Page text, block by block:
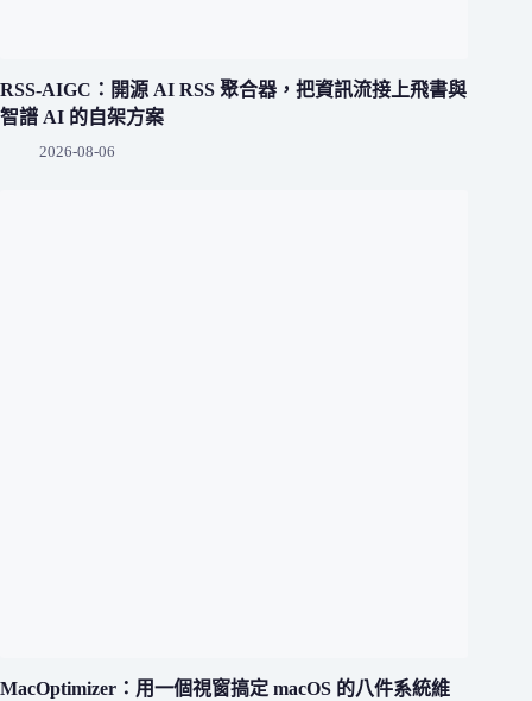
RSS-AIGC：開源 AI RSS 聚合器，把資訊流接上飛書與
智譜 AI 的自架方案
2026-08-06
MacOptimizer：用一個視窗搞定 macOS 的八件系統維